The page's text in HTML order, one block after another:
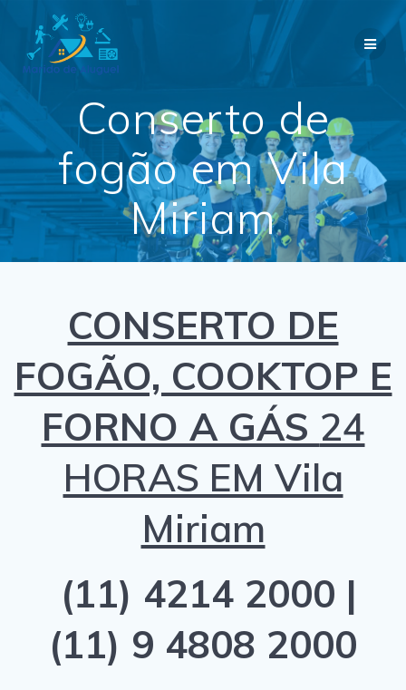
Conserto de
fogão em Vila
Miriam
CONSERTO DE
FOGÃO, COOKTOP E
FORNO A GÁS 24
HORAS EM Vila
Miriam
(11) 4214 2000 |
(11) 9 4808 2000